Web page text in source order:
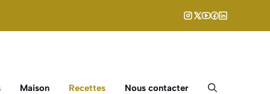
Maison Recettes Nous contacter